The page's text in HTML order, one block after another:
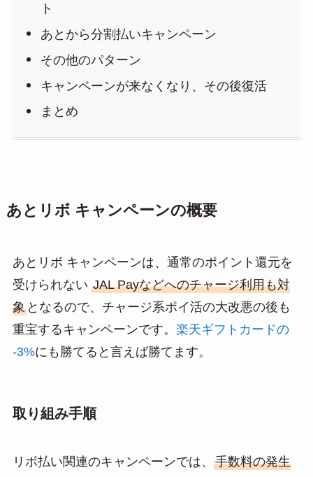
ト
あとから分割払いキャンペーン
その他のパターン
キャンペーンが来なくなり、その後復活
まとめ
あとリボ キャンペーンの概要
あとリボ キャンペーンは、通常のポイント還元を
受けられない JAL Payなどへのチャージ利用も対
象となるので、チャージ系ポイ活の大改悪の後も
重宝するキャンペーンです。 楽天ギフトカードの
-3%にも勝てると言えば勝てます。
取り組み手順
リボ払い関連のキャンペーンでは、 手数料の発生